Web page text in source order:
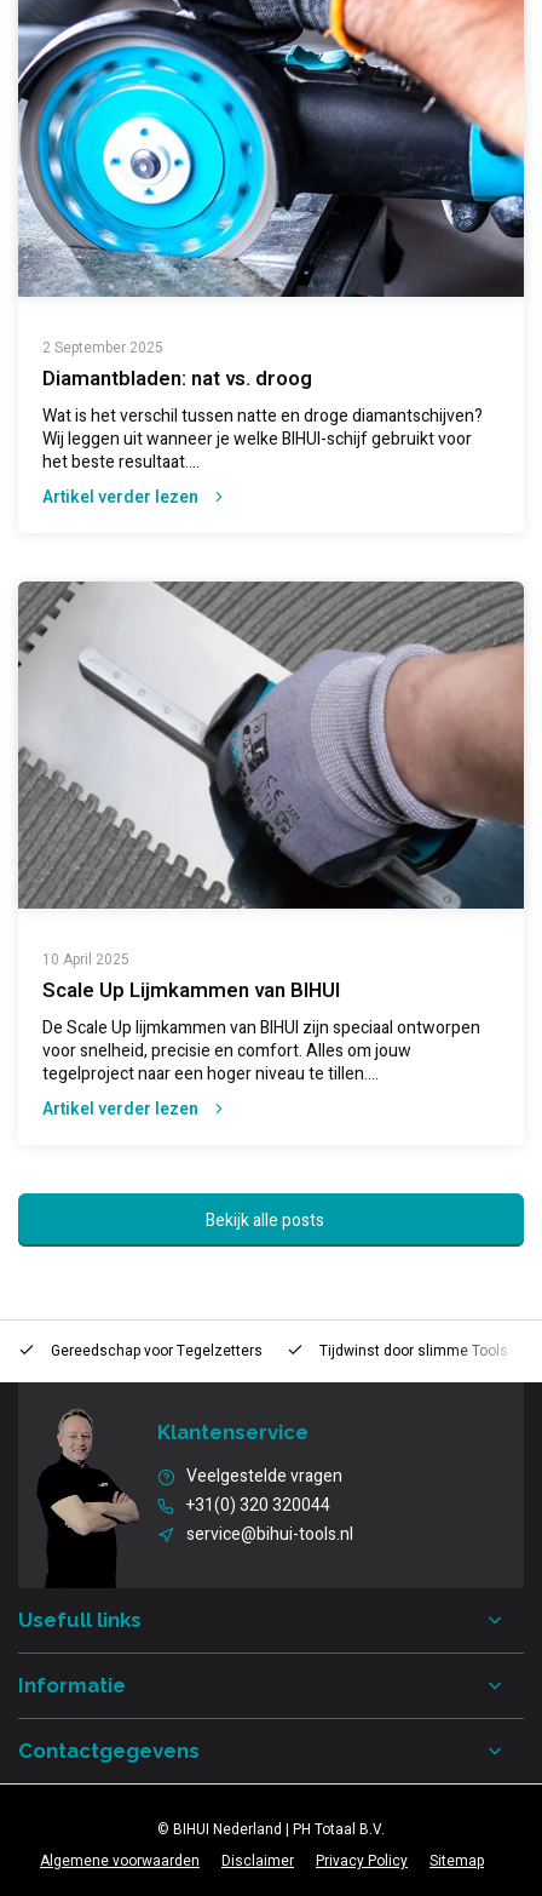
2 September 2025
Diamantbladen: nat vs. droog
Wat is het verschil tussen natte en droge diamantschijven?
Wij leggen uit wanneer je welke BIHUI-schijf gebruikt voor
het beste resultaat....
Artikel verder lezen
10 April 2025
Scale Up Lijmkammen van BIHUI
De Scale Up lijmkammen van BIHUI zijn speciaal ontworpen
voor snelheid, precisie en comfort. Alles om jouw
tegelproject naar een hoger niveau te tillen....
Artikel verder lezen
Bekijk alle posts
Gereedschap voorTegelzetters Tijdwinst door slimme Tools
Klantenservice
Veelgestelde vragen
+31(0) 320 320044
service@bihui-tools.nl
Usefull links
Informatie
Contactgegevens
Algemene voorwaarden Disclaimer Privacy Policy Sitemap
© BIHUI Nederland | PH Totaal B.V.